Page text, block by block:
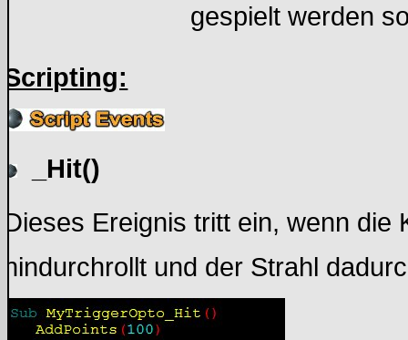
gespielt werden
Scripting:
_Hit()
Dieses Ereignis tritt ein, wenn
hindurchrollt und der Strahl